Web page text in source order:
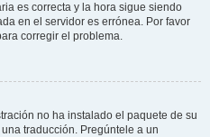
es correcta y la hora sigue siendo
en el servidor es errónea. Por favor
corregir el problema.
no ha instalado el paquete de su
traducción. Pregúntele a un